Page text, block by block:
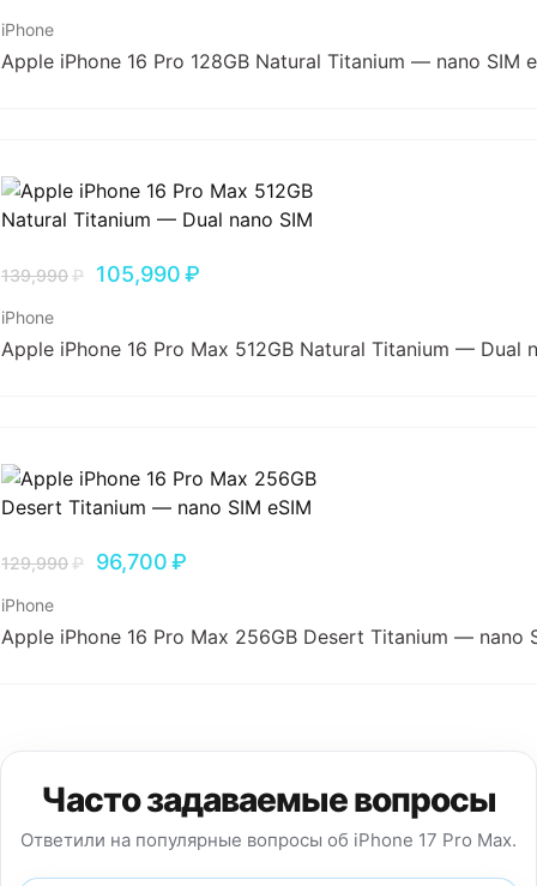
iPhone
Apple iPhone 16 Pro 128GB Natural Titanium — nano SIM
139,990₽ 105,990₽
iPhone
Apple iPhone 16 Pro Max 512GB Natural Titanium — Dual
129,990₽ 96,700₽
iPhone
Apple iPhone 16 Pro Max 256GB Desert Titanium — nano
Часто задаваемые вопросы
Ответили на популярные вопросы об iPhone 17 Pro Max.